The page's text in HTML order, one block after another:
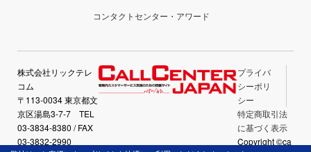
コンタクトセンター・アワード
株式会社リックテレ
コム
〒113-0034 東京都文
京区湯島3-7-7 TEL
03-3834-8380 / FAX
03-3832-2990
プライバ
シーポリ
シー
特定商取引法
に基づく表示
Copyright ©ca